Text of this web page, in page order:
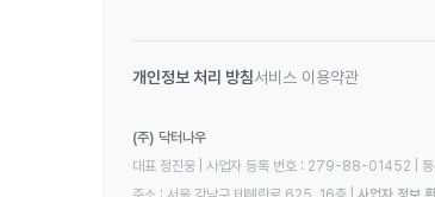
개인정보 처리 방침서비스 이용약관
(주) 닥터나우
대표 정진웅 | 사업자 등록 번호 : 279-88-01452 |